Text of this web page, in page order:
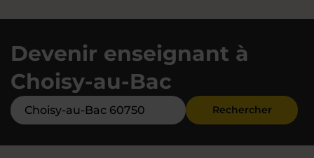
Devenir enseignant à
Choisy-au-Bac
Rechercher